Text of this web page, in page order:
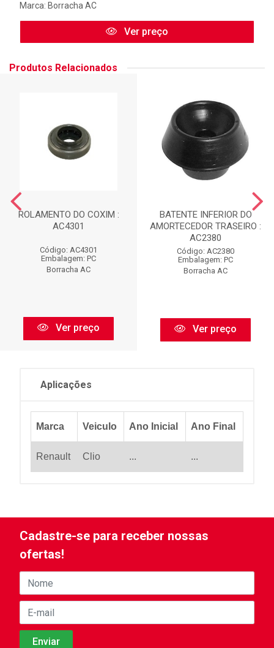
Marca: Borracha AC
Ver preço
Produtos Relacionados
ROLAMENTO DO COXIM :
AC4301
Código: AC4301
Embalagem: PC
Borracha AC
Ver preço
BATENTE INFERIOR DO
AMORTECEDOR TRASEIRO :
AC2380
Código: AC2380
Embalagem: PC
Borracha AC
Ver preço
Aplicações
Marca Veiculo Ano Inicial Ano Final
Renault Clio ... ...
Cadastre-se para receber nossas
ofertas!